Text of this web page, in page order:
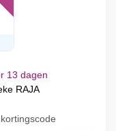
13 dagen
RAJA